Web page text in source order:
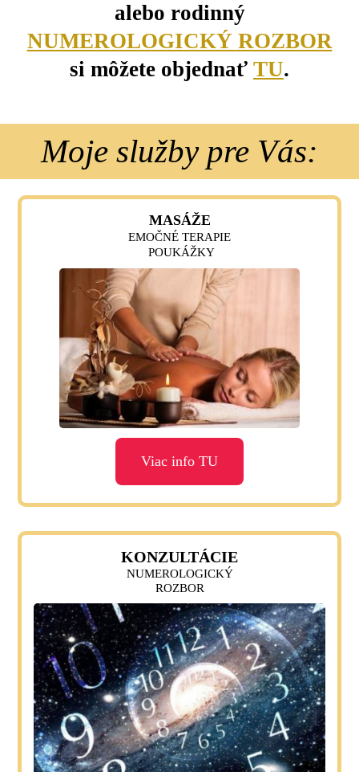
alebo rodinný
NUMEROLOGICKÝ ROZBOR
si môžete objednať TU.
Moje služby pre Vás:
MASÁŽE
EMOČNÉ TERAPIE
POUKÁŽKY
Viac info TU
KONZULTÁCIE
NUMEROLOGICKÝ
ROZBOR